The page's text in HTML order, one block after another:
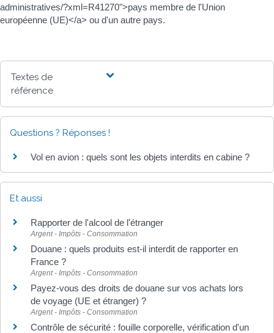
administratives/?xml=R41270">pays membre de l'Union
européenne (UE)</a> ou d'un autre pays.
Textes de
référence
Questions ? Réponses !
Vol en avion : quels sont les objets interdits en cabine ?
Et aussi
Rapporter de l'alcool de l'étranger
Argent - Impôts - Consommation
Douane : quels produits est-il interdit de rapporter en
France ?
Argent - Impôts - Consommation
Payez-vous des droits de douane sur vos achats lors
de voyage (UE et étranger) ?
Argent - Impôts - Consommation
Contrôle de sécurité : fouille corporelle, vérification d'un